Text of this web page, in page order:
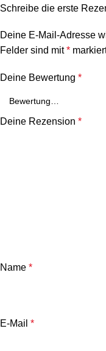
Schreibe die erste
Deine E-Mail-Adresse
Felder sind mit*
Deine Bewertung *
Deine Rezension *
Name *
E-Mail *